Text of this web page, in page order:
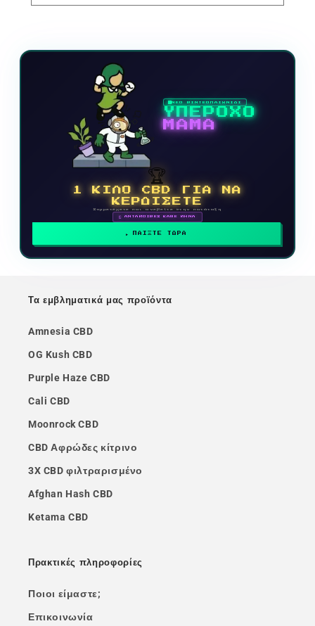
ΝΕΟ ΒΙΝΤΕΟΠΑΙΧΝΙΔΙ
ΥΠΕΡΟΧΟ
ΜΑΜΑ
🏆
1 ΚΙΛΟ CBD ΓΙΑ ΝΑ
ΚΕΡΔΙΣΕΤΕ
Συμμετέχετε και ανεβείτε στην κατάταξη
🗓 ΑΝΤΑΜΟΙΒΕΣ ΚΑΘΕ ΜΗΝΑ
ΠΑΙΞΤΕ ΤΩΡΑ
Τα εμβληματικά μας προϊόντα
Amnesia CBD
OG Kush CBD
Purple Haze CBD
Cali CBD
Moonrock CBD
CBD Αφρώδες κίτρινο
3X CBD φιλτραρισμένο
Afghan Hash CBD
Ketama CBD
Πρακτικές πληροφορίες
Ποιοι είμαστε;
Επικοινωνία